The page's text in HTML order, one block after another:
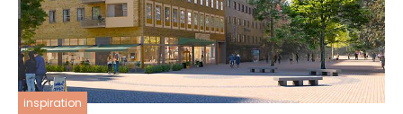
inspiration